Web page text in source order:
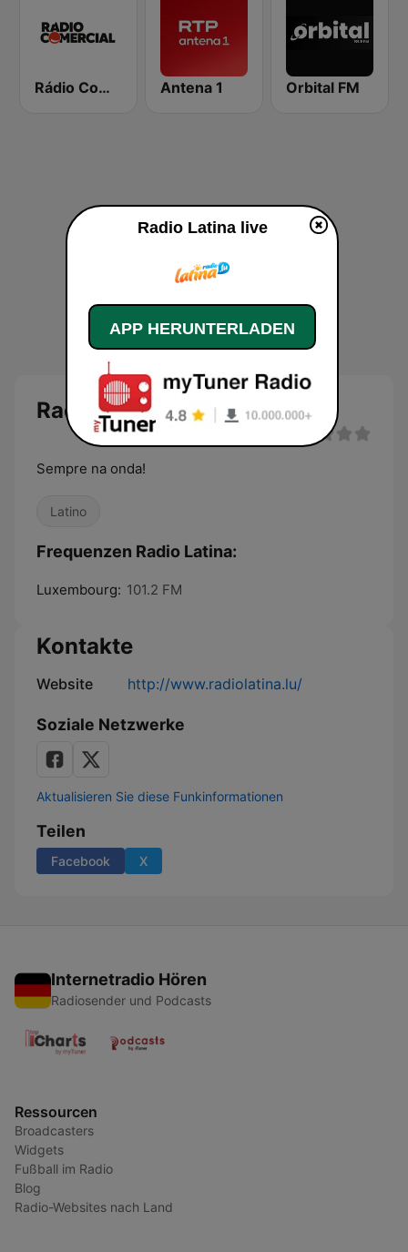
Rádio Comercial Antena 1 Orbital FM
Radio Latina
Sempre na onda!
Latino
Frequenzen Radio Latina:
Luxembourg: 101.2 FM
Kontakte
Website http://www.radiolatina.lu/
Soziale Netzwerke
Aktualisieren Sie diese Funkinformationen
Teilen
Facebook X
Internetradio Hören
Radiosender und Podcasts
Ressourcen
Broadcasters
Widgets
Fußball im Radio
Blog
Radio-Websites nach Land
Radio Latina live
APP HERUNTERLADEN